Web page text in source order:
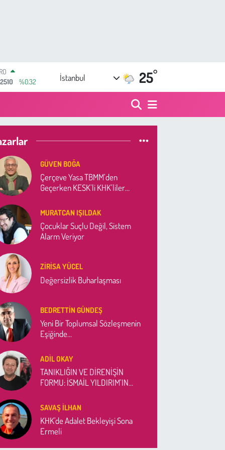
%0.38
ALTIN
%-0.15
%0.18
%0.32
İstanbul 25°
GÜVEN BOĞA
Çerçeve Yasa TBMM’den
Geçerken KESK’li KHK’liler
MURATCAN IŞILDAK
Çocuklar Suçlu Değil, Sistem
Alarm Veriyor
ZIRISA YÜCEL
Değersizlik Buharlaşması
BEDRETTIN GÜNDEŞ
Yeni Bir Toplumsal Sözleşmenin
Eşiğinde…
ADIL OKAY
TANIKLIĞIN VE DİRENİŞİN
FORMU: İSMAİL YILDIRIM’IN
SAVAŞ İLHAN
KHK'de Adalet Bekleyişi Sona
Ermeli